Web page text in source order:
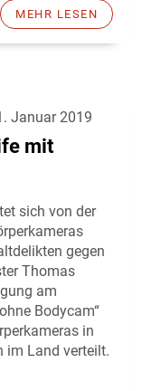
MEHR LESEN
Januar 2019
mit
sich von der
gegen
Thomas
am
Bodycam“
in
im Land verteilt.